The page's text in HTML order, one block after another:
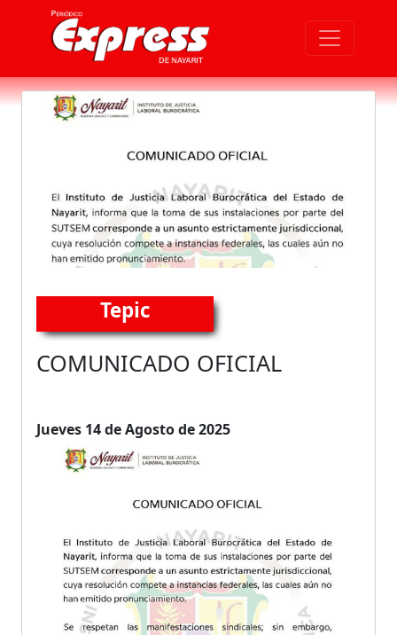
Tepic
COMUNICADO OFICIAL
Jueves 14 de Agosto de 2025